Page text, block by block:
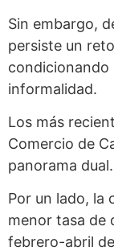
Sin embargo,
persiste un
condicionando
informalidad.
Los más
Comercio de
panorama dual.
Por un lado, la
menor tasa de
febrero-abril